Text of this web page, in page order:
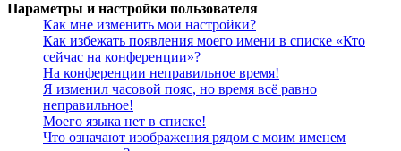
Параметры и настройки пользователя
Как мне изменить мои настройки?
Как избежать появления моего имени в списке «Кто
сейчас на конференции»?
На конференции неправильное время!
Я изменил часовой пояс, но время всё равно
неправильное!
Моего языка нет в списке!
Что означают изображения рядом с моим именем